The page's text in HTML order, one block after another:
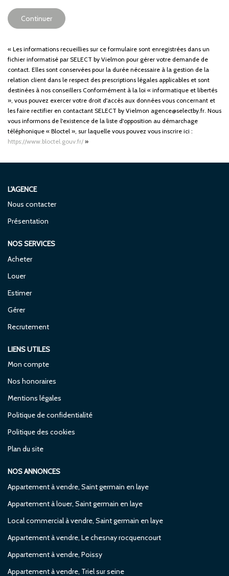
Continuer
« Les informations recueillies sur ce formulaire sont enregistrées dans un
fichier informatisé par SELECT by Vielmon pour gérer votre demande de
contact. Elles sont conservées pour la durée nécessaire à la gestion de la
relation client dans le respect des prescriptions légales applicables et sont
destinées à nos conseillers Conformément à la loi « informatique et libertés
», vous pouvez exercer votre droit d'accès aux données vous concernant et
les faire rectifier en contactant SELECT by Vielmon agence@selectby.fr. Nous
vous informons de l'existence de la liste d'opposition au démarchage
téléphonique « Bloctel », sur laquelle vous pouvez vous inscrire ici :
https://www.bloctel.gouv.fr/ »
L'AGENCE
Nous contacter
Présentation
NOS SERVICES
Acheter
Louer
Estimer
Gérer
Recrutement
LIENS UTILES
Mon compte
Nos honoraires
Mentions légales
Politique de confidentialité
Politique des cookies
Plan du site
NOS ANNONCES
Appartement à vendre, Saint germain en laye
Appartement à louer, Saint germain en laye
Local commercial à vendre, Saint germain en laye
Appartement à vendre, Le chesnay rocquencourt
Appartement à vendre, Poissy
Appartement à vendre, Triel sur seine